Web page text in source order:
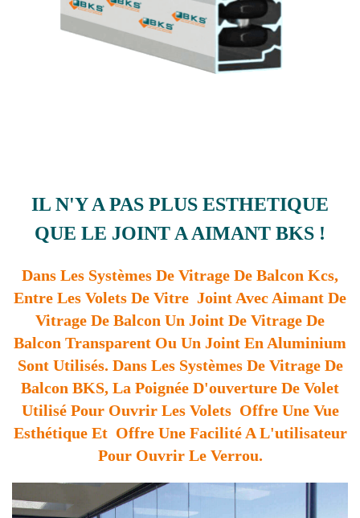
IL N'Y A PAS PLUS ESTHETIQUE
QUE LE JOINT A AIMANT BKS !
Dans Les Systèmes De Vitrage De Balcon Kcs,
Entre Les Volets De Vitre Joint Avec Aimant De
Vitrage De Balcon Un Joint De Vitrage De
Balcon Transparent Ou Un Joint En Aluminium
Sont Utilisés. Dans Les Systèmes De Vitrage De
Balcon BKS, La Poignée D'ouverture De Volet
Utilisé Pour Ouvrir Les Volets Offre Une Vue
Esthétique Et Offre Une Facilité A L'utilisateur
Pour Ouvrir Le Verrou.